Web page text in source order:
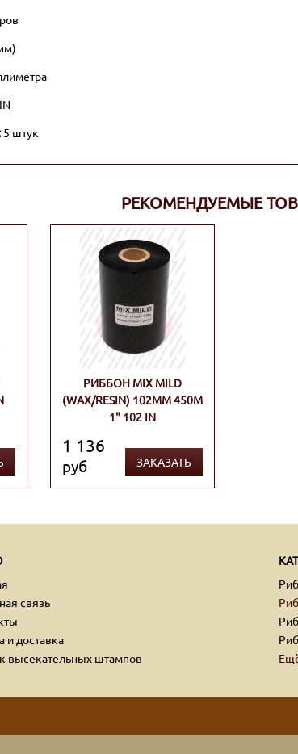
IN
5 штук
РЕКОМЕНДУЕМЫЕ
РИББОН MIX MILD
(WAX/RESIN) 102ММ 450М
1" 102 IN
1 136
руб ЗАКАЗАТЬ
связь
и доставка
высекательных штампов